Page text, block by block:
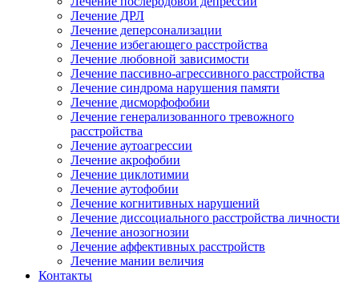
Лечение ДРЛ
Лечение деперсонализации
Лечение избегающего расстройства
Лечение любовной зависимости
Лечение пассивно-агрессивного расстройства
Лечение синдрома нарушения памяти
Лечение дисморфофобии
Лечение генерализованного тревожного
расстройства
Лечение аутоагрессии
Лечение акрофобии
Лечение циклотимии
Лечение аутофобии
Лечение когнитивных нарушений
Лечение диссоциального расстройства личности
Лечение анозогнозии
Лечение аффективных расстройств
Лечение мании величия
Контакты